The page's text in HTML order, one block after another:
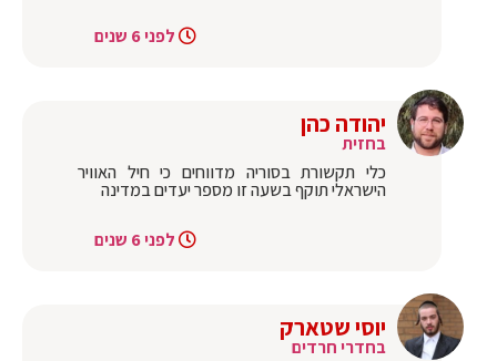
לפני 6 שנים
יהודה כהן
בחזית
כלי תקשורת בסוריה מדווחים כי חיל האוויר
הישראלי תוקף בשעה זו מספר יעדים במדינה
לפני 6 שנים
יוסי שטארק
בחדרי חרדים